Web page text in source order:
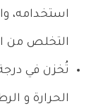
استخدامه،
التخلص من
تُخزن في
الحرارة و